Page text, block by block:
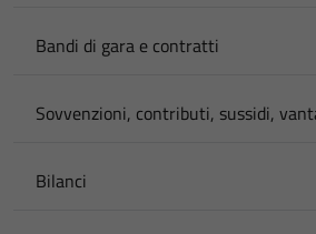
Bandi di gara e contratti
Sovvenzioni, contributi, sussidi,
Bilanci